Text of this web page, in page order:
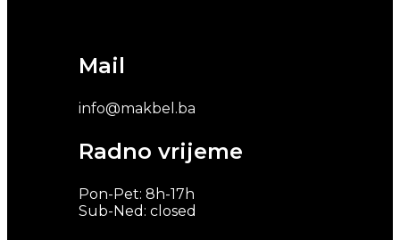
Mail
info@makbel.ba
Radno vrijeme
Pon-Pet: 8h-17h
Sub-Ned: closed